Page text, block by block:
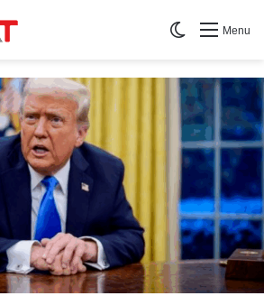
Menu
Switch skin